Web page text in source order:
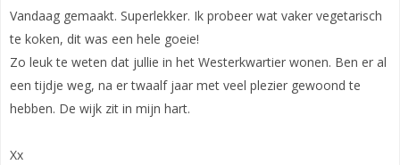
Vandaag gemaakt. Superlekker. Ik probeer wat vaker vegetarisch
te koken, dit was een hele goeie!
Zo leuk te weten dat jullie in het Westerkwartier wonen. Ben er al
een tijdje weg, na er twaalf jaar met veel plezier gewoond te
hebben. De wijk zit in mijn hart.
Xx